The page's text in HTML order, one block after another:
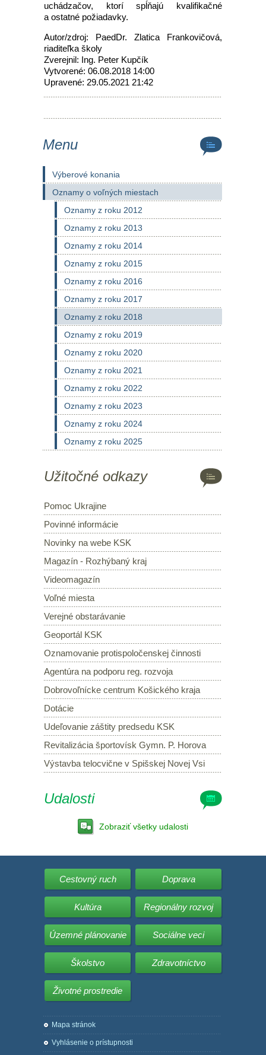
uchádzačov, ktorí spĺňajú kvalifikačné
a ostatné požiadavky.
Autor/zdroj: PaedDr. Zlatica Frankovičová,
riaditeľka školy
Zverejnil: Ing. Peter Kupčík
Vytvorené: 06.08.2018 14:00
Upravené: 29.05.2021 21:42
Menu
Výberové konania
Oznamy o voľných miestach
Oznamy z roku 2012
Oznamy z roku 2013
Oznamy z roku 2014
Oznamy z roku 2015
Oznamy z roku 2016
Oznamy z roku 2017
Oznamy z roku 2018
Oznamy z roku 2019
Oznamy z roku 2020
Oznamy z roku 2021
Oznamy z roku 2022
Oznamy z roku 2023
Oznamy z roku 2024
Oznamy z roku 2025
Užitočné odkazy
Pomoc Ukrajine
Povinné informácie
Novinky na webe KSK
Magazín - Rozhýbaný kraj
Videomagazín
Voľné miesta
Verejné obstarávanie
Geoportál KSK
Oznamovanie protispoločenskej činnosti
Agentúra na podporu reg. rozvoja
Dobrovoľnícke centrum Košického kraja
Dotácie
Udeľovanie záštity predsedu KSK
Revitalizácia športovísk Gymn. P. Horova
Výstavba telocvične v Spišskej Novej Vsi
Udalosti
Zobraziť všetky udalosti
Cestovný ruch Doprava
Kultúra Regionálny rozvoj
Územné plánovanie Sociálne veci
Školstvo Zdravotníctvo
Životné prostredie
Mapa stránok
Vyhlásenie o prístupnosti